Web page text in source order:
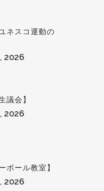
ネスコ運動の
2026
議会】
2026
ボール教室】
2026